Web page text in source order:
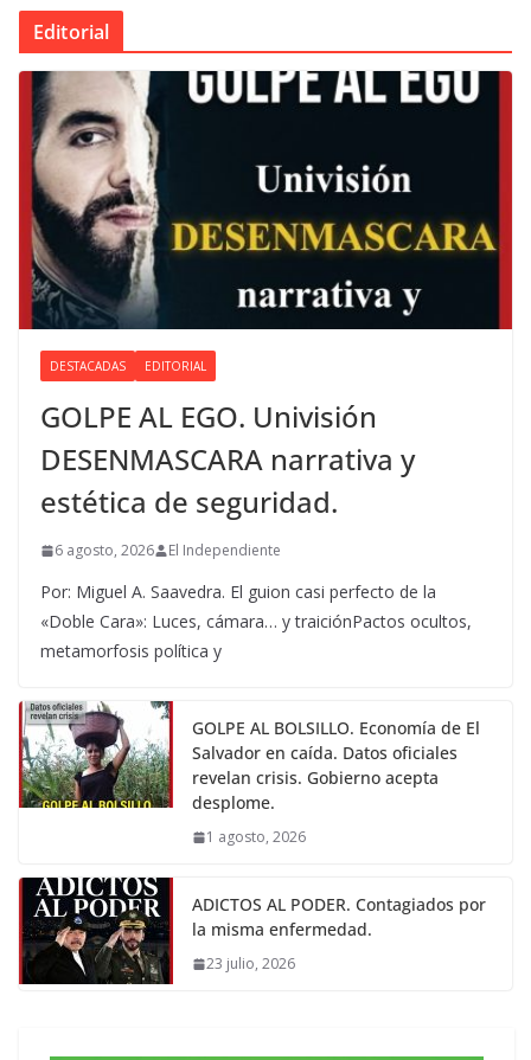
Editorial
DESTACADAS EDITORIAL
GOLPE AL EGO. Univisión
DESENMASCARA narrativa y
estética de seguridad.
6 agosto, 2026 El Independiente
Por: Miguel A. Saavedra. El guion casi perfecto de la
«Doble Cara»: Luces, cámara… y traiciónPactos ocultos,
metamorfosis política y
GOLPE AL BOLSILLO. Economía de El
Salvador en caída. Datos oficiales
revelan crisis. Gobierno acepta
desplome.
1 agosto, 2026
ADICTOS AL PODER. Contagiados por
la misma enfermedad.
23 julio, 2026